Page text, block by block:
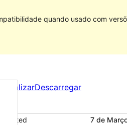
quando usado com
visualizarDescarregar
updated
7 de